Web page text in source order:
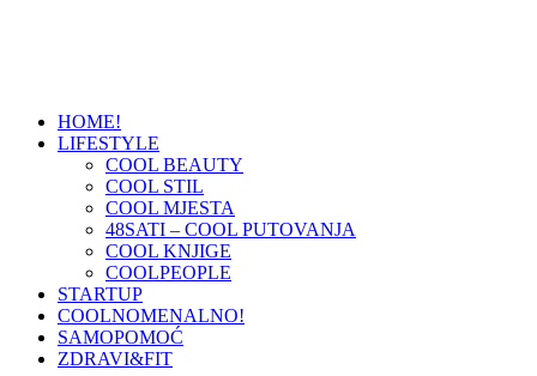
HOME!
LIFESTYLE
COOL BEAUTY
COOL STIL
COOL MJESTA
48SATI – COOL PUTOVANJA
COOL KNJIGE
COOLPEOPLE
STARTUP
COOLNOMENALNO!
SAMOPOMOĆ
ZDRAVI&FIT